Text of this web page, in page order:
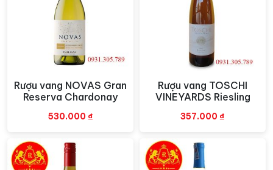
Xem nhanh
Rượu vang NOVAS Gran
Reserva Chardonay
530.000 ₫
Xem nhanh
Rượu vang TOSCHI
VINEYARDS Riesling
357.000 ₫